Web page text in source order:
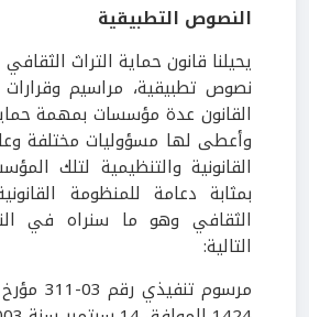
النصوص التطبيقية
نصوص تطبيقية، مراسيم
القانون عدة مؤسسات بمهمة
وأعطى لها مسؤوليات مختلفة
القانونية والتنظيمية لتلك
بمثابة دعامة للمنظومة
الثقافي وهو ما سنراه في
التالية: